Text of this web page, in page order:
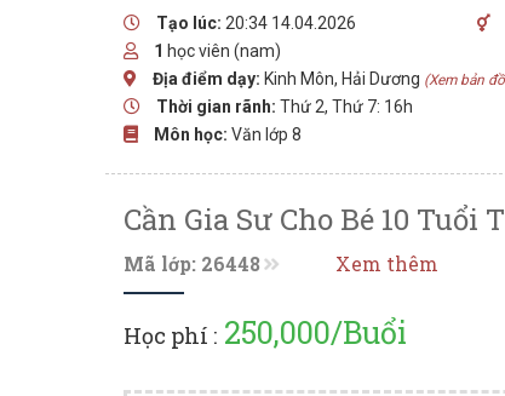
Tạo lúc: 20:34 14.04.2026
1 học viên (nam)
Địa điểm dạy: Kinh Môn, Hải Dương (Xem bản đồ
Thời gian rãnh: Thứ 2, Thứ 7: 16h
Môn học: Văn lớp 8
Cần Gia Sư Cho Bé 10
Mã lớp: 26448 Xem thêm
Học phí : 250,000/Buổi